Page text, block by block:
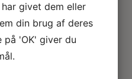
givet dem eller
din brug af deres
på 'OK' giver du